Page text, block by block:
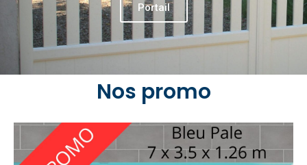
Portail
Nos promo